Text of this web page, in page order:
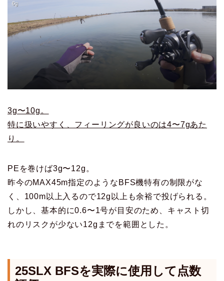
3g〜10g。
特に扱いやすく、フィーリングが良いのは4〜7gあた
り。
PEを巻けば3g〜12g。
昨今のMAX45m指定のようなBFS機特有の制限がな
く、100m以上入るので12g以上も余裕で投げられる。
しかし、基本的に0.6〜1号が目安のため、キャスト切
れのリスクが少ない12gまでを範囲とした。
25SLX BFSを実際に使用して点数